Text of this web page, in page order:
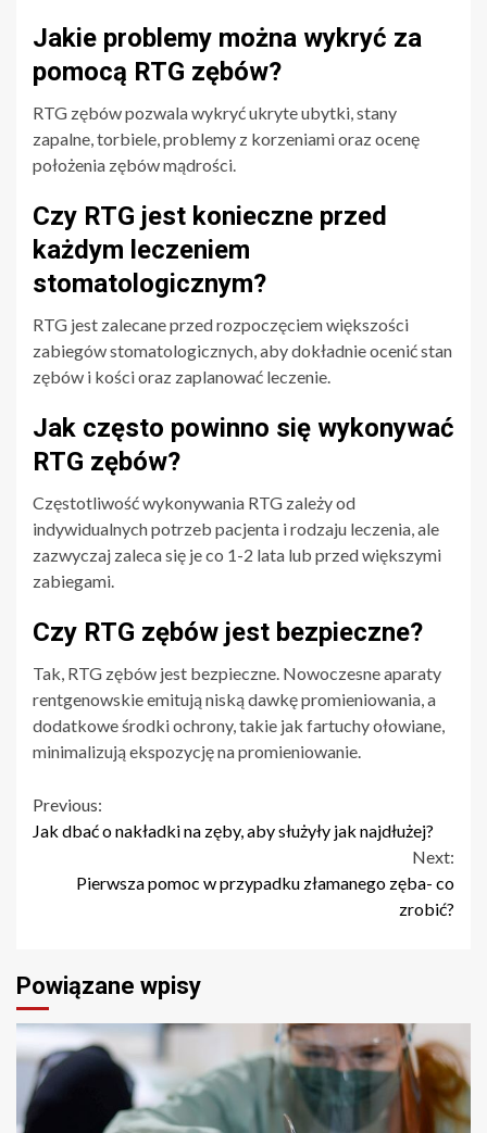
Jakie problemy można wykryć za
pomocą RTG zębów?
RTG zębów pozwala wykryć ukryte ubytki, stany
zapalne, torbiele, problemy z korzeniami oraz ocenę
położenia zębów mądrości.
Czy RTG jest konieczne przed
każdym leczeniem
stomatologicznym?
RTG jest zalecane przed rozpoczęciem większości
zabiegów stomatologicznych, aby dokładnie ocenić stan
zębów i kości oraz zaplanować leczenie.
Jak często powinno się wykonywać
RTG zębów?
Częstotliwość wykonywania RTG zależy od
indywidualnych potrzeb pacjenta i rodzaju leczenia, ale
zazwyczaj zaleca się je co 1-2 lata lub przed większymi
zabiegami.
Czy RTG zębów jest bezpieczne?
Tak, RTG zębów jest bezpieczne. Nowoczesne aparaty
rentgenowskie emitują niską dawkę promieniowania, a
dodatkowe środki ochrony, takie jak fartuchy ołowiane,
minimalizują ekspozycję na promieniowanie.
Continue
Previous:
Jak dbać o nakładki na zęby, aby służyły jak najdłużej?
Next:
Pierwsza pomoc w przypadku złamanego zęba- co
zrobić?
Powiązane wpisy